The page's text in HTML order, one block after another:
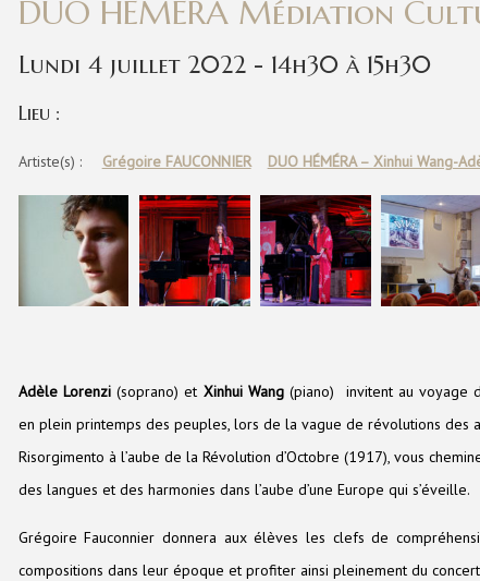
DUO HEMERA Médiation
Lundi 4 juillet 2022 - 14h30 à 15h30
Lieu :
Artiste(s) : Grégoire FAUCONNIER DUO HÉMÉRA – Xinhui Wang-
Adèle Lorenzi(soprano) et Xinhui Wang(piano) invitent au voyage
en plein printemps des peuples, lors de la vague de révolutions des
Risorgimento à l’aube de la Révolution d’Octobre (1917), vous
des langues et des harmonies dans l’aube d’une Europe qui s’éveille.
Grégoire Fauconnier donnera aux élèves les clefs de
compositions dans leur époque et profiter ainsi pleinement du concert